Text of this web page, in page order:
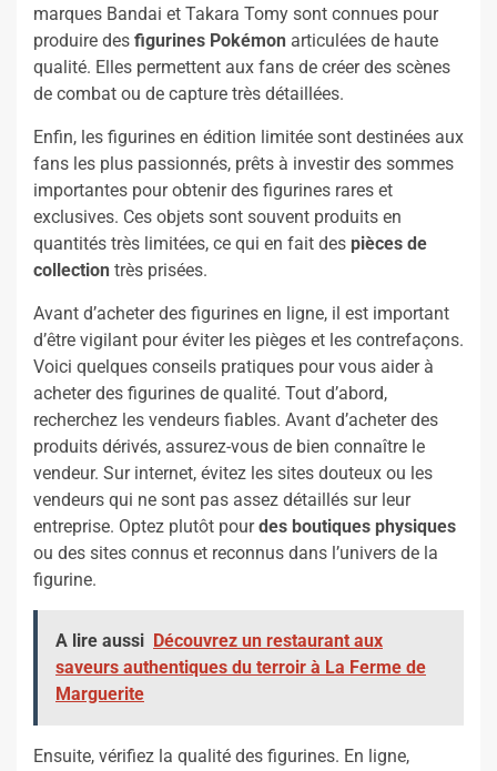
marques Bandai et Takara Tomy sont connues pour
produire des figurines Pokémon articulées de haute
qualité. Elles permettent aux fans de créer des scènes
de combat ou de capture très détaillées.
Enfin, les figurines en édition limitée sont destinées aux
fans les plus passionnés, prêts à investir des sommes
importantes pour obtenir des figurines rares et
exclusives. Ces objets sont souvent produits en
quantités très limitées, ce qui en fait des pièces de
collection très prisées.
Avant d’acheter des figurines en ligne, il est important
d’être vigilant pour éviter les pièges et les contrefaçons.
Voici quelques conseils pratiques pour vous aider à
acheter des figurines de qualité. Tout d’abord,
recherchez les vendeurs fiables. Avant d’acheter des
produits dérivés, assurez-vous de bien connaître le
vendeur. Sur internet, évitez les sites douteux ou les
vendeurs qui ne sont pas assez détaillés sur leur
entreprise. Optez plutôt pourdes boutiques physiques
ou des sites connus et reconnus dans l’univers de la
figurine.
A lire aussi Découvrez un restaurant aux
saveurs authentiques du terroir à La Ferme de
Marguerite
Ensuite, vérifiez la qualité des figurines. En ligne,